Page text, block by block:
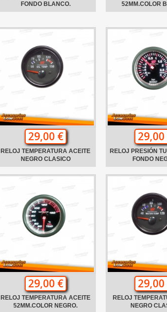
FONDO BLANCO.
52MM.COLOR
29,00 €
RELOJ TEMPERATURA ACEITE
NEGRO CLASICO
29,00
RELOJ PRESIÓN
FONDO
29,00 €
RELOJ TEMPERATURA ACEITE
52MM.COLOR NEGRO.
29,00
RELOJ
NEGRO